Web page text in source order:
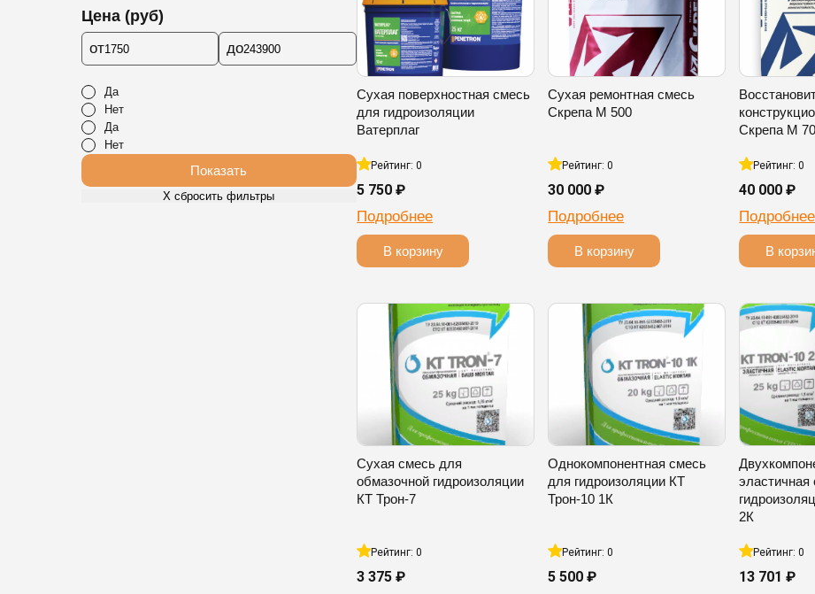
Цена (руб)
от до
Да
Нет
Да
Нет
Показать
Х сбросить фильтры
Сухая поверхностная смесь
для гидроизоляции
Ватерплаг
Рейтинг: 0
5 750 ₽
Подробнее
В корзину
Сухая ремонтная смесь
Скрепа М 500
Рейтинг: 0
30 000 ₽
Подробнее
В корзину
Скрепа М
Рейтинг: 0
40 000 ₽
Подробнее
В
Сухая смесь для
обмазочной гидроизоляции
КТ Трон-7
Рейтинг: 0
3 375 ₽
Однокомпонентная смесь
для гидроизоляции КТ
Трон-10 1К
Рейтинг: 0
5 500 ₽
эластичная
2К
Рейтинг: 0
13 701 ₽